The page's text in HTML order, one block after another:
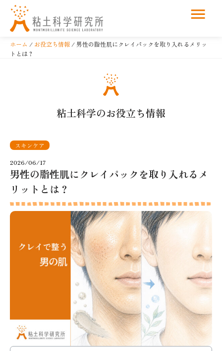
コ
テ
ホーム / お役立ち情報 / 男性の脂性肌にクレイパックを取り入れるメリッ
トとは？
粘土科学のお役立ち情報
スキンケア
2026/06/17
男性の脂性肌にクレイパックを取り入れるメ
リットとは？